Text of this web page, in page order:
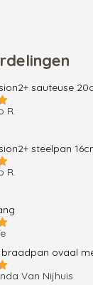
sauteuse
R.
steelpan
R.
braadpan ovaal
Van Nijhuis